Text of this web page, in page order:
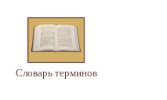
Словарь терминов